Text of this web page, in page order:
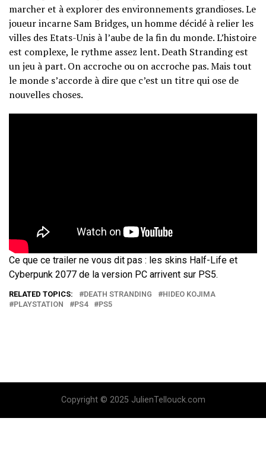
marcher et à explorer des environnements grandioses. Le
joueur incarne Sam Bridges, un homme décidé à relier les
villes des Etats-Unis à l’aube de la fin du monde. L’histoire
est complexe, le rythme assez lent. Death Stranding est
un jeu à part. On accroche ou on accroche pas. Mais tout
le monde s’accorde à dire que c’est un titre qui ose de
nouvelles choses.
Ce que ce trailer ne vous dit pas : les skins Half-Life et
Cyberpunk 2077 de la version PC arrivent sur PS5.
RELATED TOPICS: DEATH STRANDING
HIDEO KOJIMA
PLAYSTATION
PS4 PS5
Copyright © 2025 JulienTellouck.com